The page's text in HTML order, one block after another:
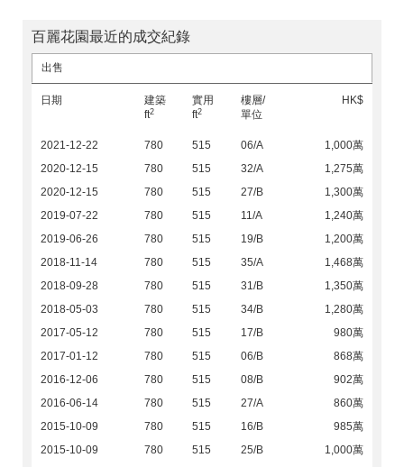
百麗花園最近的成交紀錄
出售
日期
建築
ft2
實用
ft2
樓層/
單位
HK$
2021-12-22 780 515 06/A
1,000萬
2020-12-15
780 515 32/A
1,275萬
2020-12-15
780 515 27/B
1,300萬
2019-07-22
780 515 11/A
1,240萬
2019-06-26
780 515 19/B
1,200萬
2018-11-14
780 515 35/A
1,468萬
2018-09-28
780 515 31/B
1,350萬
2018-05-03
780 515 34/B
1,280萬
2017-05-12
780 515 17/B
980萬
2017-01-12
780 515 06/B
868萬
2016-12-06
780 515 08/B
902萬
2016-06-14
780 515 27/A
860萬
2015-10-09
780 515 16/B
985萬
2015-10-09
780 515 25/B 1,000萬